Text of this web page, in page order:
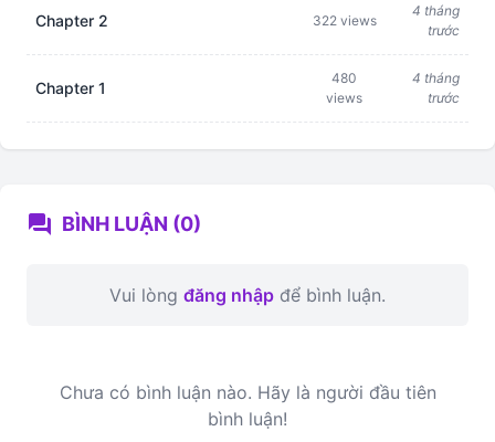
Chapter 2 322 views
4 tháng
trước
Chapter 1
480
views
4 tháng
trước
forum BÌNH LUẬN (0)
Vui lòng đăng nhập để bình luận.
Chưa có bình luận nào. Hãy là người đầu tiên
bình luận!